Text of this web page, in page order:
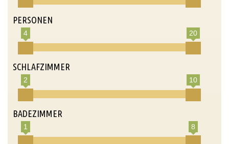
PERSONEN
4 20
SCHLAFZIMMER
2 10
BADEZIMMER
1 8